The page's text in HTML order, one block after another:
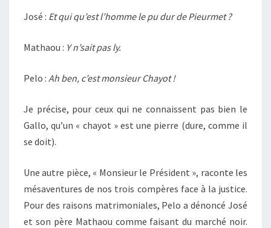
José : Et qui qu’est l’homme le pu dur de Pieurmet ?
Mathaou : Y n’sait pas ly.
Pelo : Ah ben, c’est monsieur Chayot !
Je précise, pour ceux qui ne connaissent pas bien le
Gallo, qu’un « chayot » est une pierre (dure, comme il
se doit).
Une autre pièce, « Monsieur le Président », raconte les
mésaventures de nos trois compères face à la justice.
Pour des raisons matrimoniales, Pelo a dénoncé José
et son père Mathaou comme faisant du marché noir.